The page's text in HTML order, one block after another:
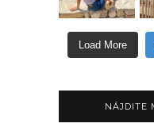
Load More
NÁJDITE